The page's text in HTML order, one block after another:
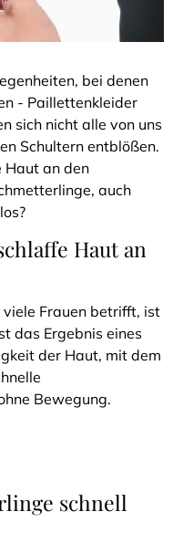
bei denen
- Paillettenkleider
sich nicht alle von uns
Schultern entblößen.
Haut an den
auch
Haut an
viele Frauen betrifft, ist
das Ergebnis eines
der Haut, mit dem
Bewegung.
schnell